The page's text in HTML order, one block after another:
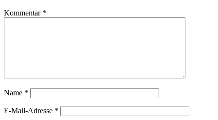
Kommentar *
Name *
E-Mail-Adresse *